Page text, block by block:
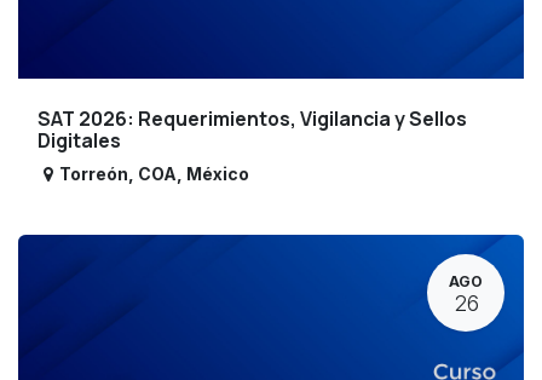
SAT 2026: Requerimientos, Vigilancia y Sellos
Digitales
Torreón COA México
AGO
26